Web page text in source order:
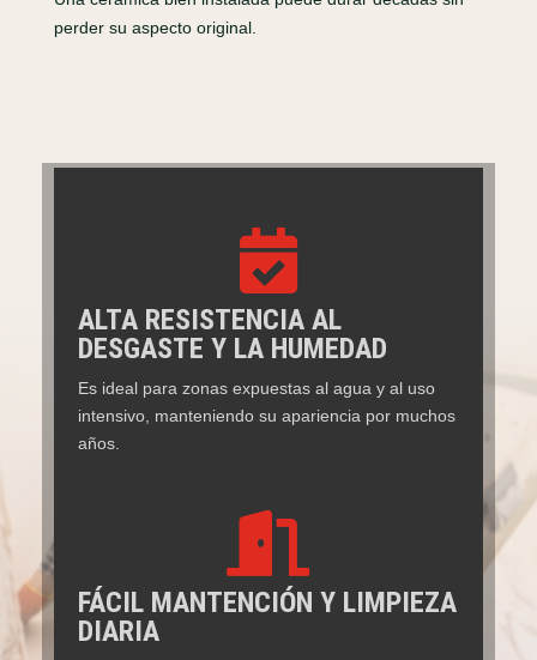
perder su aspecto original.

ALTA RESISTENCIA AL
DESGASTE Y LA HUMEDAD
Es ideal para zonas expuestas al agua y al uso
intensivo, manteniendo su apariencia por muchos
años.

FÁCIL MANTENCIÓN Y LIMPIEZA
DIARIA